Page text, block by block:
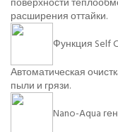
расширения оттайки.
Функция Self
Автоматическая
пыли и грязи.
Nano-Aqua